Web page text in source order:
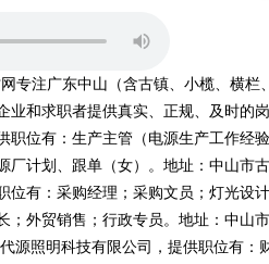
专注广东中山（含古镇、小榄、横栏
业和求职者提供真实、正规、及时的
职位有：生产主管（电源生产工作经
厂计划、跟单（女）。地址：中山
位有：采购经理；采购文员；灯光设
；外贸销售；行政专员。地址：中山
照明科技有限公司，提供职位有：